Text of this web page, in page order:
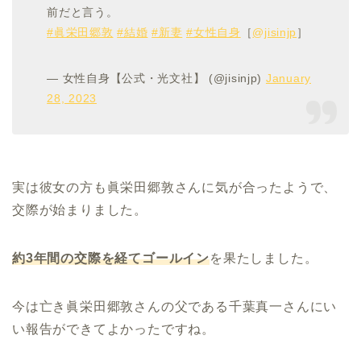
前だと言う。
#眞栄田郷敦 #結婚 #新妻 #女性自身 ［@jisinjp］
— 女性自身【公式・光文社】 (@jisinjp) January
28, 2023
実は彼女の方も眞栄田郷敦さんに気が合ったようで、
交際が始まりました。
約3年間の交際を経てゴールインを果たしました。
今は亡き眞栄田郷敦さんの父である千葉真一さんにい
い報告ができてよかったですね。